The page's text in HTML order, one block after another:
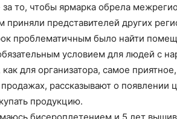
то, чтобы ярмарка обрела
приняли представителей других
проблематичным было найти
условием для людей с
для организатора, самое
рассказывают о появлении
продукцию.
бисероплетением и 5 лет